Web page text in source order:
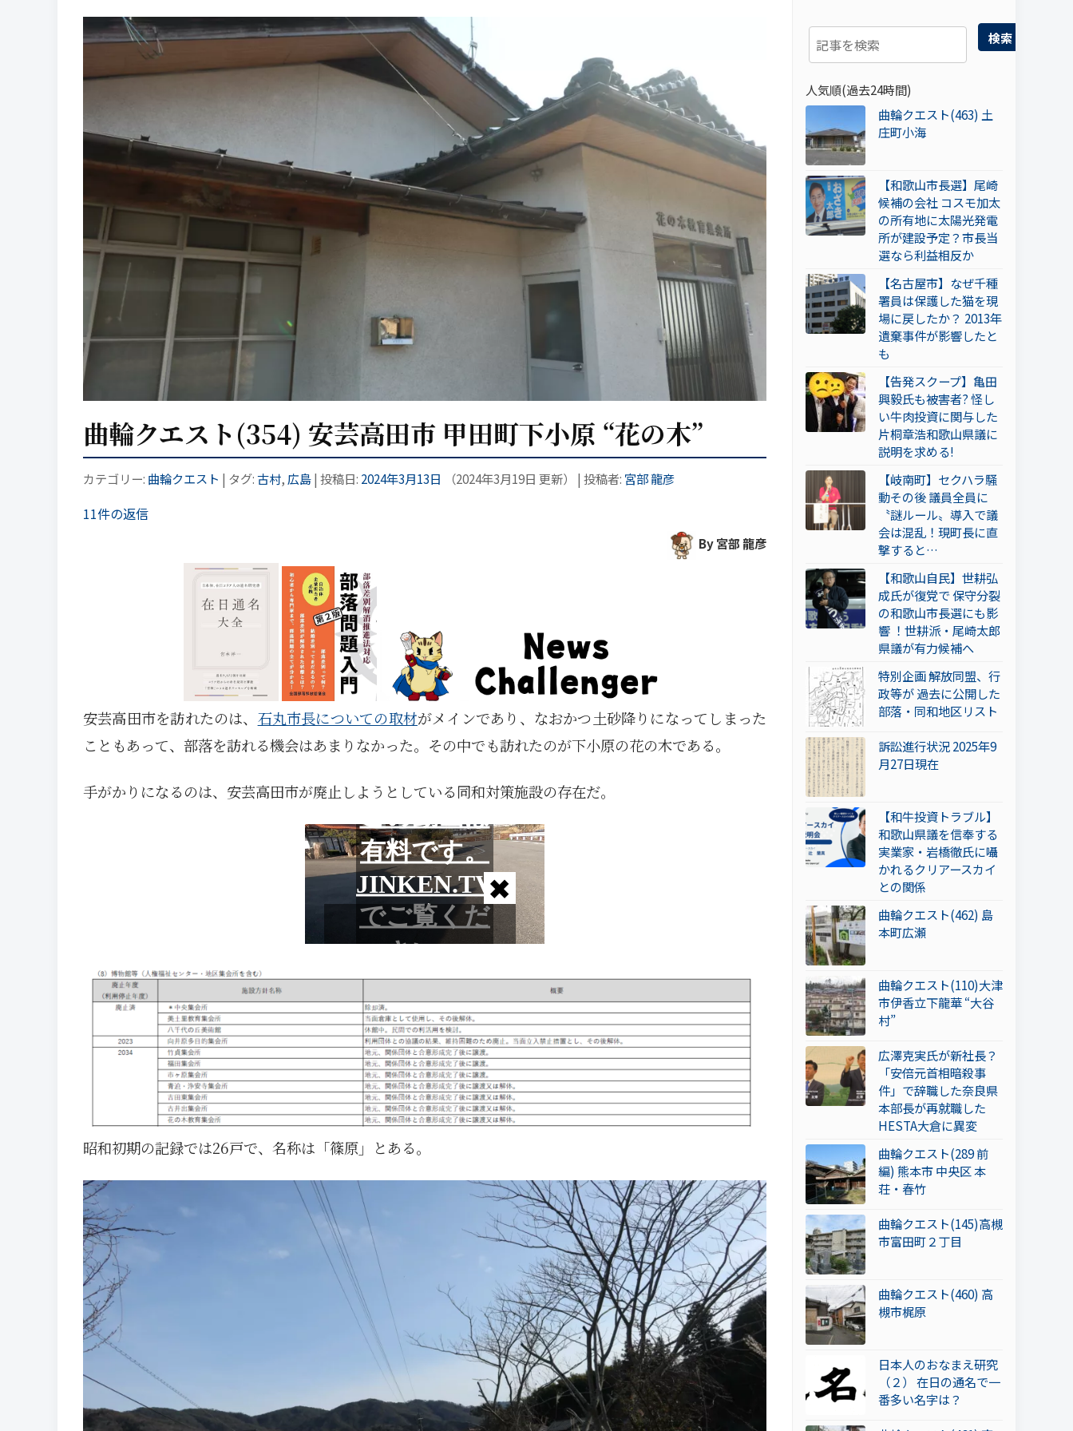
検索
人気順(過去24時間)
曲輪クエスト(463) 土
庄町小海
【和歌山市長選】尾崎
候補の会社 コスモ加太
の所有地に太陽光発電
所が建設予定？市長当
選なら利益相反か
【名古屋市】なぜ千種
署員は保護した猫を現
場に戻したか？ 2013年
遺棄事件が影響したと
も
【告発スクープ】亀田
興毅氏も被害者? 怪し
い牛肉投資に関与した
片桐章浩和歌山県議に
説明を求める!
【岐南町】セクハラ騒
動その後 議員全員に
〝謎ルール〟導入で議
会は混乱！現町長に直
撃すると…
【和歌山自民】世耕弘
成氏が復党で 保守分裂
の和歌山市長選にも影
響 ！世耕派・尾崎太郎
県議が有力候補へ
特別企画 解放同盟、行
政等が 過去に公開した
部落・同和地区リスト
訴訟進行状況 2025年9
月27日現在
【和牛投資トラブル】
和歌山県議を信奉する
実業家・岩橋徹氏に囁
かれるクリアースカイ
との関係
曲輪クエスト(462) 島
本町広瀬
曲輪クエスト(110)大津
市伊香立下龍華 “大谷
村”
広澤克実氏が新社長？
「安倍元首相暗殺事
件」で辞職した奈良県
本部長が再就職した
HESTA大倉に異変
曲輪クエスト(289 前
編) 熊本市 中央区 本
荘・春竹
曲輪クエスト(145)高槻
市富田町２丁目
曲輪クエスト(460) 高
槻市梶原
日本人のおなまえ研究
（２） 在日の通名で一
番多い名字は？
曲輪クエスト(354) 安芸高田市 甲田町下小原 “花の木”
カテゴリー: 曲輪クエスト | タグ:古村, 広島| 投稿日: 2024年3月13日 （2024年3月19日 更新） | 投稿者: 宮部 龍彦
11件の返信
By 宮部 龍彦
安芸高田市を訪れたのは、 石丸市長についての取材がメインであり、なおかつ土砂降りになってしまった
こともあって、部落を訪れる機会はあまりなかった。その中でも訪れたのが下小原の花の木である。
手がかりになるのは、安芸高田市が廃止しようとしている同和対策施設の存在だ。
昭和初期の記録では26戸で、名称は「篠原」とある。